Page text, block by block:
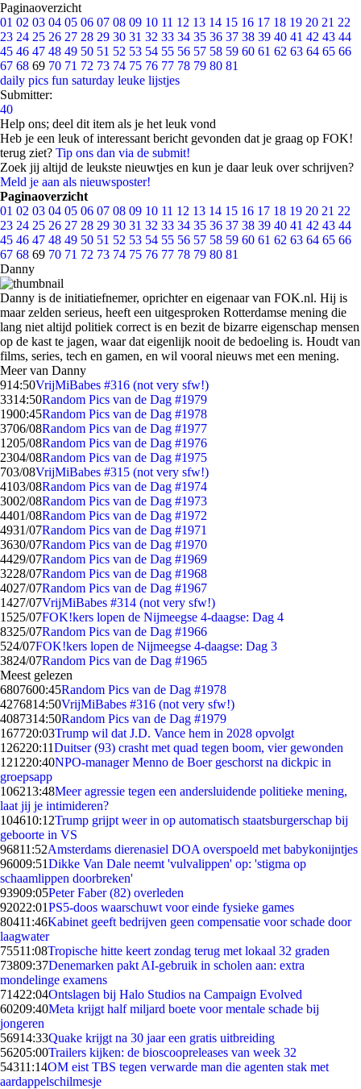
Paginaoverzicht
01 02 03 04 05 06 07 08 09 10 11 12 13 14 15 16 17 18 19 20 21 22
23 24 25 26 27 28 29 30 31 32 33 34 35 36 37 38 39 40 41 42 43 44
45 46 47 48 49 50 51 52 53 54 55 56 57 58 59 60 61 62 63 64 65 66
67 68 69 70 71 72 73 74 75 76 77 78 79 80 81
daily pics fun saturday leuke lijstjes
Submitter:
40
Help ons; deel dit item als je het leuk vond
Heb je een leuk of interessant bericht gevonden dat je graag op FOK!
terug ziet? Tip ons dan via de submit!
Zoek jij altijd de leukste nieuwtjes en kun je daar leuk over schrijven?
Meld je aan als nieuwsposter!
Paginaoverzicht
01 02 03 04 05 06 07 08 09 10 11 12 13 14 15 16 17 18 19 20 21 22
23 24 25 26 27 28 29 30 31 32 33 34 35 36 37 38 39 40 41 42 43 44
45 46 47 48 49 50 51 52 53 54 55 56 57 58 59 60 61 62 63 64 65 66
67 68 69 70 71 72 73 74 75 76 77 78 79 80 81
Danny
Danny is de initiatiefnemer, oprichter en eigenaar van FOK.nl. Hij is
maar zelden serieus, heeft een uitgesproken Rotterdamse mening die
lang niet altijd politiek correct is en bezit de bizarre eigenschap mensen
op de kast te jagen, waar dat eigenlijk nooit de bedoeling is. Houdt van
films, series, tech en gamen, en wil vooral nieuws met een mening.
Meer van Danny
914:50VrijMiBabes #316 (not very sfw!)
3314:50Random Pics van de Dag #1979
1900:45Random Pics van de Dag #1978
3706/08Random Pics van de Dag #1977
1205/08Random Pics van de Dag #1976
2304/08Random Pics van de Dag #1975
703/08VrijMiBabes #315 (not very sfw!)
4103/08Random Pics van de Dag #1974
3002/08Random Pics van de Dag #1973
4401/08Random Pics van de Dag #1972
4931/07Random Pics van de Dag #1971
3630/07Random Pics van de Dag #1970
4429/07Random Pics van de Dag #1969
3228/07Random Pics van de Dag #1968
4027/07Random Pics van de Dag #1967
1427/07VrijMiBabes #314 (not very sfw!)
1525/07FOK!kers lopen de Nijmeegse 4-daagse: Dag 4
8325/07Random Pics van de Dag #1966
524/07FOK!kers lopen de Nijmeegse 4-daagse: Dag 3
3824/07Random Pics van de Dag #1965
Meest gelezen
6807600:45Random Pics van de Dag #1978
4276814:50VrijMiBabes #316 (not very sfw!)
4087314:50Random Pics van de Dag #1979
167720:03Trump wil dat J.D. Vance hem in 2028 opvolgt
126220:11Duitser (93) crasht met quad tegen boom, vier gewonden
121220:40NPO-manager Menno de Boer geschorst na dickpic in
groepsapp
106213:48Meer agressie tegen een andersluidende politieke mening,
laat jij je intimideren?
104610:12Trump grijpt weer in op automatisch staatsburgerschap bij
geboorte in VS
96811:52Amsterdams dierenasiel DOA overspoeld met babykonijntjes
96009:51Dikke Van Dale neemt 'vulvalippen' op: 'stigma op
schaamlippen doorbreken'
93909:05Peter Faber (82) overleden
92022:01PS5-doos waarschuwt voor einde fysieke games
80411:46Kabinet geeft bedrijven geen compensatie voor schade door
laagwater
75511:08Tropische hitte keert zondag terug met lokaal 32 graden
73809:37Denemarken pakt AI-gebruik in scholen aan: extra
mondelinge examens
71422:04Ontslagen bij Halo Studios na Campaign Evolved
60209:40Meta krijgt half miljard boete voor mentale schade bij
jongeren
56914:33Quake krijgt na 30 jaar een gratis uitbreiding
56205:00Trailers kijken: de bioscoopreleases van week 32
54311:14OM eist TBS tegen verwarde man die agenten stak met
aardappelschilmesje